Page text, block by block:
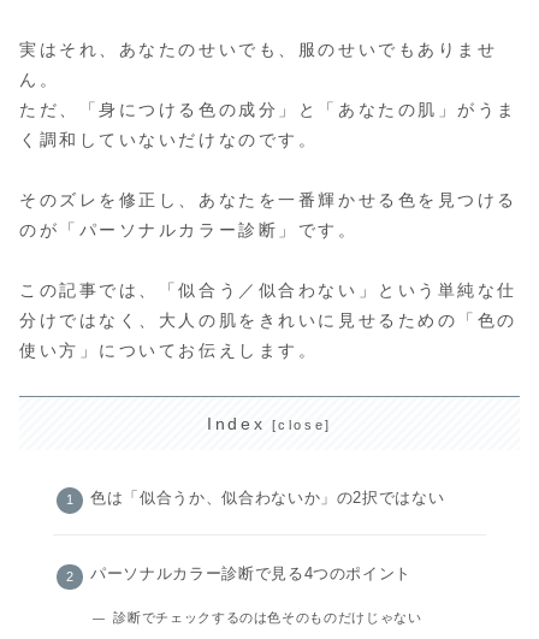
実はそれ、あなたのせいでも、服のせいでもありませ
ん。
ただ、「身につける色の成分」と「あなたの肌」がうま
く調和していないだけなのです。
そのズレを修正し、あなたを一番輝かせる色を見つける
のが「パーソナルカラー診断」です。
この記事では、「似合う／似合わない」という単純な仕
分けではなく、大人の肌をきれいに見せるための「色の
使い方」についてお伝えします。
Index
色は「似合うか、似合わないか」の2択ではない
パーソナルカラー診断で見る4つのポイント
診断でチェックするのは色そのものだけじゃない